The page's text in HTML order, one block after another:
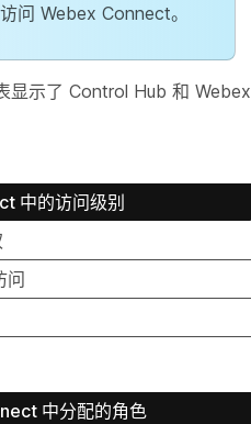
问 Webex Connect。
显示了 Control Hub 和 Webex
中的访问级别
问
中分配的角色